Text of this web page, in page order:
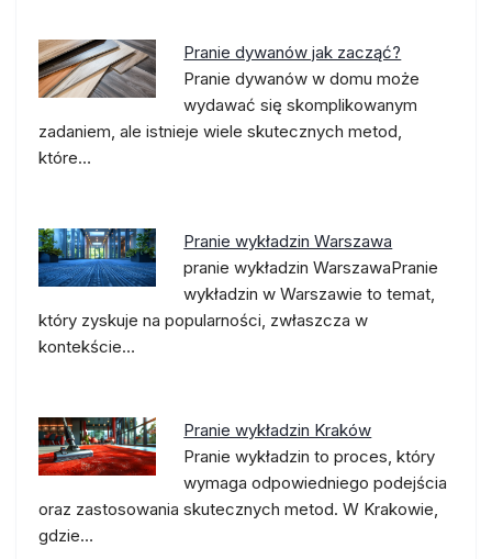
Pranie dywanów jak zacząć?
Pranie dywanów w domu może
wydawać się skomplikowanym
zadaniem, ale istnieje wiele skutecznych metod,
które…
Pranie wykładzin Warszawa
pranie wykładzin WarszawaPranie
wykładzin w Warszawie to temat,
który zyskuje na popularności, zwłaszcza w
kontekście…
Pranie wykładzin Kraków
Pranie wykładzin to proces, który
wymaga odpowiedniego podejścia
oraz zastosowania skutecznych metod. W Krakowie,
gdzie…